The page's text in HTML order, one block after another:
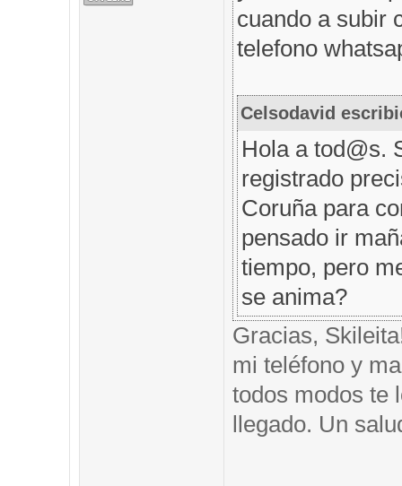
cuando a subir
telefono
Celsodavid
Hola a tod@s.
registrado
Coruña para
pensado ir
tiempo, pero
se anima?
Gracias,
mi teléfono y
todos modos te
llegado. Un